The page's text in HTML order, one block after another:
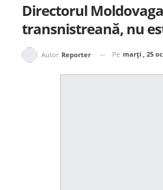
Directorul
transnistreană, nu
Autor Reporter Pe marți , 25